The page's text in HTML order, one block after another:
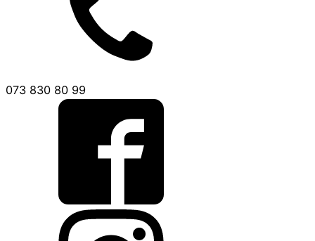
073 830 80 99